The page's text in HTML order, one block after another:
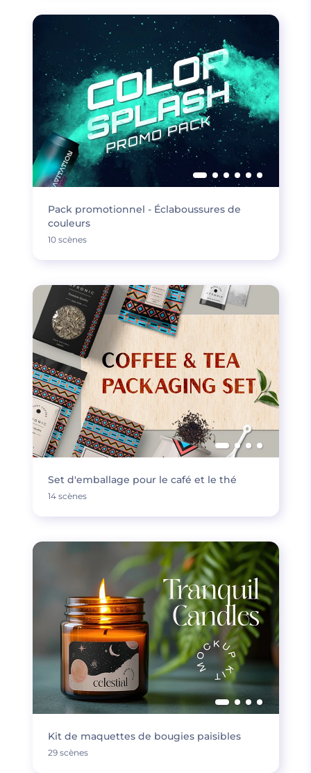
Pack promotionnel - Éclaboussures de
couleurs
10 scènes
Set d'emballage pour le café et le thé
14 scènes
Kit de maquettes de bougies paisibles
29 scènes